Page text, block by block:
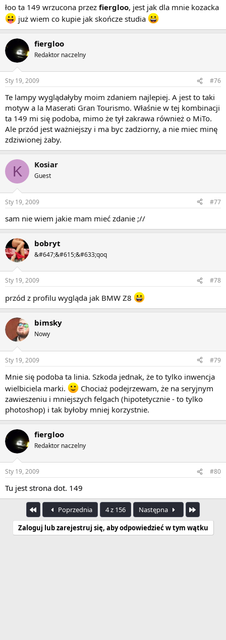
łoo ta 149 wrzucona przez fiergloo, jest jak dla mnie kozacka
już wiem co kupie jak skończe studia
fiergloo
Redaktor naczelny
Sty 19, 2009 #76
Te lampy wyglądałyby moim zdaniem najlepiej. A jest to taki
motyw a la Maserati Gran Tourismo. Właśnie w tej kombinacji
ta 149 mi się podoba, mimo że tył zakrawa również o MiTo.
Ale przód jest ważniejszy i ma byc zadziorny, a nie miec minę
zdziwionej żaby.
K Kosiar
Guest
Sty 19, 2009 #77
sam nie wiem jakie mam mieć zdanie ;//
bobryt
&#647;&#615;&#633;qoq
Sty 19, 2009 #78
przód z profilu wygląda jak BMW Z8
bimsky
Nowy
Sty 19, 2009 #79
Mnie się podoba ta linia. Szkoda jednak, że to tylko inwencja
wielbiciela marki.
Chociaż podejrzewam, że na seryjnym
zawieszeniu i mniejszych felgach (hipotetycznie - to tylko
photoshop) i tak byłoby mniej korzystnie.
fiergloo
Redaktor naczelny
Sty 19, 2009 #80
Tu jest strona dot. 149
PierwszyPoprzednia 4 z 156 Następna
Zaloguj lub zarejestruj się, aby odpowiedzieć w tym wątku